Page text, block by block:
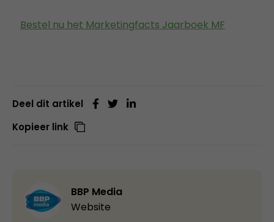
Bestel nu het Marketingfacts Jaarboek MF
Deel dit artikel
Kopieer link
BBP Media
Website